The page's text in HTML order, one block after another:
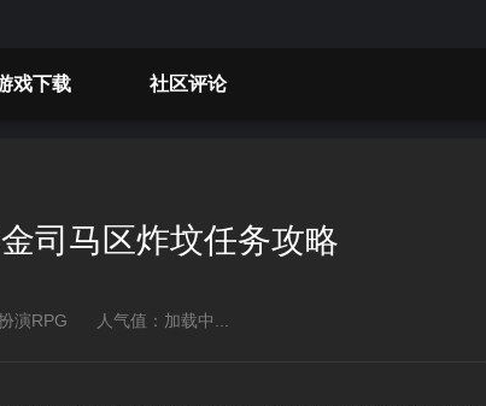
戏下载 社区评论
司马区炸坟任务攻略
演RPG 人气值： 加载中...